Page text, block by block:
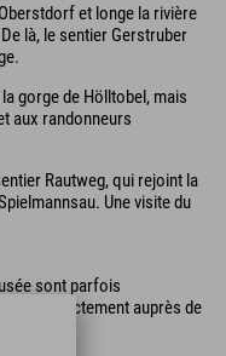
et longe la rivière
là, le sentier Gerstruber
gorge de Hölltobel, mais
aux randonneurs
Rautweg, qui rejoint la
Une visite du
sont parfois
directement auprès de